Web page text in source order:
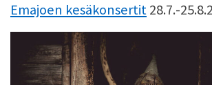
Emajoen kesäkonsertit28.7.-